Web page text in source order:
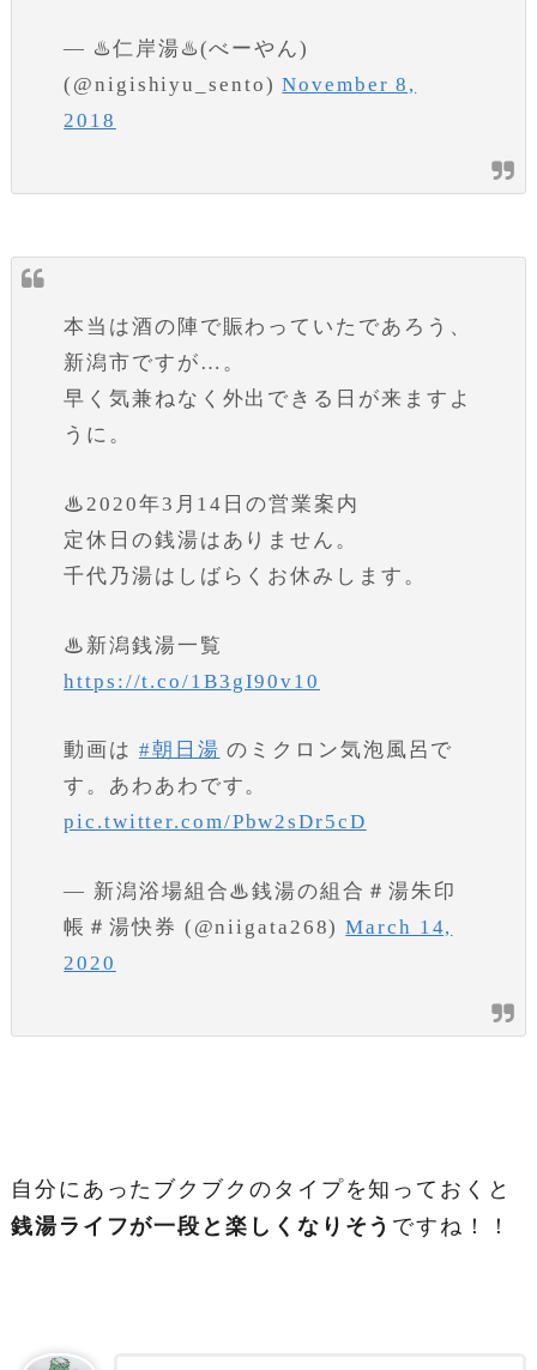
— ♨️仁岸湯♨️(べーやん)
(@nigishiyu_sento)November 8,
2018
本当は酒の陣で賑わっていたであろう、
新潟市ですが…。
早く気兼ねなく外出できる日が来ますよ
うに。
♨2020年3月14日の営業案内
定休日の銭湯はありません。
千代乃湯はしばらくお休みします。
♨新潟銭湯一覧
https://t.co/1B3gI90v10
動画は #朝日湯 のミクロン気泡風呂で
す。あわあわです。
pic.twitter.com/Pbw2sDr5cD
— 新潟浴場組合♨銭湯の組合＃湯朱印
帳＃湯快券 (@niigata268)March 14,
2020
自分にあったブクブクのタイプを知っておくと
銭湯ライフが一段と楽しくなりそう ですね！！